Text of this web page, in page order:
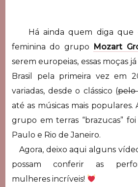
Há ainda quem diga que
feminina do grupo Mozart
serem europeias, essas moças
Brasil pela primeira vez em
variadas, desde o clássico (pelo
até as músicas mais
grupo em terras “brazucas”
Paulo e Rio de Janeiro.
Agora, deixo aqui alguns
possam conferir as
mulheres incríveis!